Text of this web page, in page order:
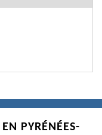
PYRÉNÉES-